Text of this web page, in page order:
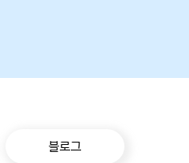
블로그